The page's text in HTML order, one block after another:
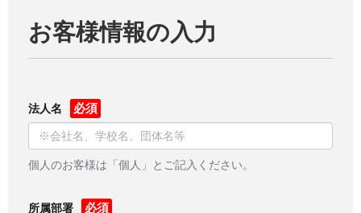
お客様情報の入力
法人名
個人のお客様は「個人」とご記入ください。
所属部署